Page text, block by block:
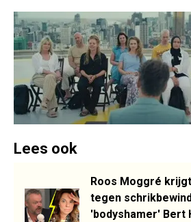
Lees ook
Roos Moggré
tegen
'bodyshamer' Bert